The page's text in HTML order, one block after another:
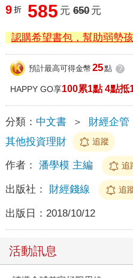
9 折 585 元 650 元
認購希望書包，幫助弱勢
預計最高可得金幣 25點 ?
HAPPY GO享100累1點 4點抵
分類： 中文書 ＞ 財經企管
其他投資理財
追蹤
作者： 潘學模 主編 追
出版社： 財經錢線 追
出版日： 2018/10/12
活動訊息